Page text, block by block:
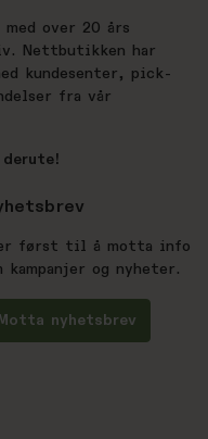
over 20 års
Nettbutikken har
kundesenter, pick-
fra vår
først til å motta info
kampanjer og nyheter.
Motta nyhetsbrev